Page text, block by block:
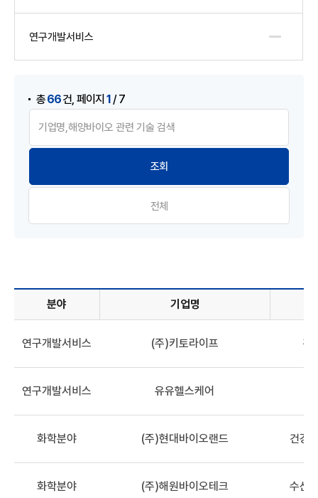
연구개발서비스
총66건 ,페이지1/ 7
전체
기업정보목록 - 분야, 기업명, 산업분류, 해양바이오 관련 기술,
분야 기업명
연구개발서비스 (주)키토라이프 건
연구개발서비스 유유헬스케어
화학분야 (주)현대바이오랜드 건강
화학분야 (주)해원바이오테크 수산